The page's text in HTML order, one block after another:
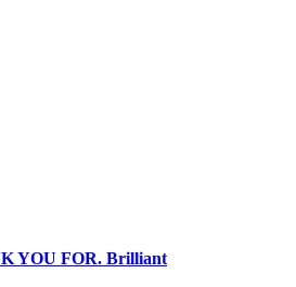
YOU FOR. Brilliant